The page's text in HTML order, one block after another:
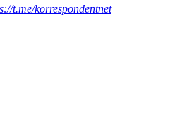
t.me/korrespondentnet